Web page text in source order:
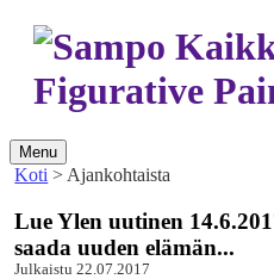
Menu
Koti > Ajankohtaista
Lue Ylen uutinen
saada uuden elämän...
Julkaistu 22.07.2017